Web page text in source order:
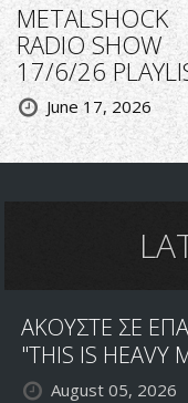
METALSHOCK
RADIO SHOW
17/6/26
June 17, 2026
ΑΚΟΥΣΤΕ ΣΕ
"THIS IS HEAVY
August 05, 2026